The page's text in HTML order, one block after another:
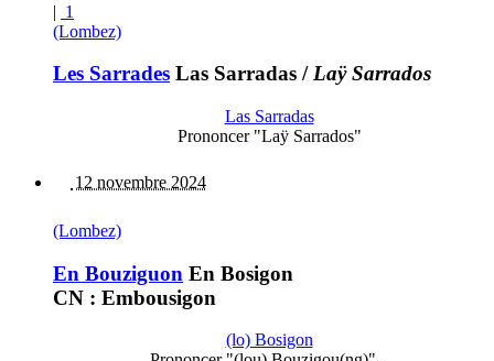
| 1
(Lombez)
Les Sarrades Las Sarradas /Laÿ Sarrados
Las Sarradas
Prononcer "Laÿ Sarrados"
12 novembre 2024
(Lombez)
En Bouziguon En Bosigon
CN : Embousigon
(lo) Bosigon